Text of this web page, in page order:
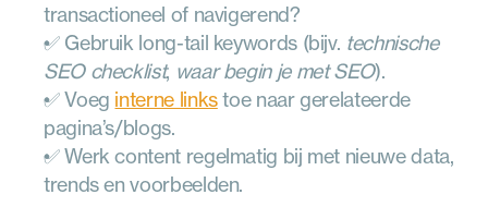
transactioneel of navigerend?
✅ Gebruik long-tail keywords (bijv. technische
SEO checklist, waar begin je met SEO).
✅ Voeg interne links toe naar gerelateerde
pagina’s/blogs.
✅ Werk content regelmatig bij met nieuwe data,
trends en voorbeelden.